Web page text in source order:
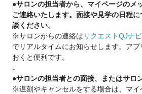
カリキュラムに合わせて、講師チーム
サポートしていきます◎
＼ステップアップしたい方／
会社ででヘアカタログを作っており、
撮影やコンテストでデザイン力も鍛えら
【こんな方向いています！】
★相手を大切にする人
●サロンの担当者から、マイページのメ
ご連絡いたします。面接や見学の日程
談ください。
※サロンからの連絡は リクエストQJナ
でリアルタイムにお知らせします。ア
おくと便利です。
↓
●サロンの担当者との面接、またはサロ
※遅刻やキャンセルをする場合は、マ